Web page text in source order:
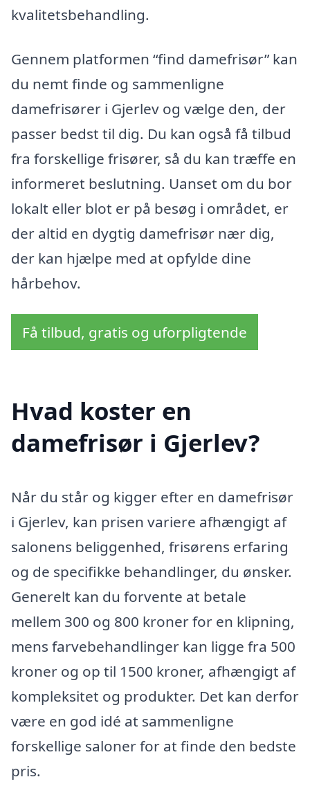
kvalitetsbehandling.
Gennem platformen “find damefrisør” kan
du nemt finde og sammenligne
damefrisører i Gjerlev og vælge den, der
passer bedst til dig. Du kan også få tilbud
fra forskellige frisører, så du kan træffe en
informeret beslutning. Uanset om du bor
lokalt eller blot er på besøg i området, er
der altid en dygtig damefrisør nær dig,
der kan hjælpe med at opfylde dine
hårbehov.
Få tilbud, gratis og uforpligtende
Hvad koster en
damefrisør i Gjerlev?
Når du står og kigger efter en damefrisør
i Gjerlev, kan prisen variere afhængigt af
salonens beliggenhed, frisørens erfaring
og de specifikke behandlinger, du ønsker.
Generelt kan du forvente at betale
mellem 300 og 800 kroner for en klipning,
mens farvebehandlinger kan ligge fra 500
kroner og op til 1500 kroner, afhængigt af
kompleksitet og produkter. Det kan derfor
være en god idé at sammenligne
forskellige saloner for at finde den bedste
pris.